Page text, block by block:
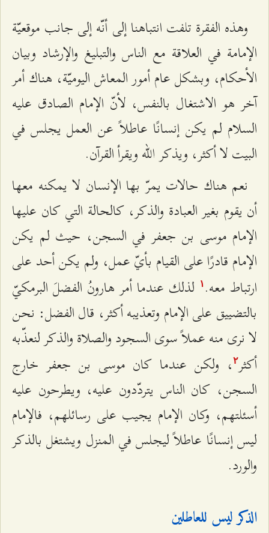
وهذه الفقرة تلفت انتباهنا إلى أنّه إلى جانب موقعيّة
الإمامة في العلاقة مع الناس والتبليغ والإرشاد وبيان
الأحكام، وبشكل عام أمور المعاش الیوميّة، هناك أمر
آخر هو الاشتغال بالنفس، لأنّ الإمام الصادق عليه
السلام لم يكن إنسانًا عاطلاً عن العمل يجلس في
البيت لا أكثر، ويذكر الله ويقرأ القرآن.
نعم هناك حالات يمرّ بها الإنسان لا يمكنه معها
أن يقوم بغير العبادة والذكر، كالحالة التي كان عليها
الإمام موسى بن جعفر في السجن، حيث لم يكن
الإمام قادرًا على القيام بأيّ عمل، ولم يكن أحد على
ارتباط معه. ۱
لذلك عندما أمر هارونُ الفضلَ البرمكيّ
بالتضييق على الإمام وتعذيبه أكثر، قال الفضل: نحن
لا نرى منه عملاً سوى السجود والصلاة والذكر لنعذّبه
أكثر٢، ولكن عندما كان موسى بن جعفر خارج
السجن، كان الناس يتردّدون عليه، ويطرحون عليه
أسئلتهم، وكان الإمام يجيب على رسائلهم، فالإمام
ليس إنسانًا عاطلاً ليجلس في المنزل ويشتغل بالذكر
والورد.
الذكر ليس للعاطلين